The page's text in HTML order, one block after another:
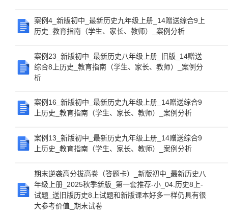
案例4_新版初中_最新历史九年级上册_14赠送综合9上
历史_教育指南（学生、家长、教师）_案例分析
案例23_新版初中_最新历史八年级上册_旧版_14赠送
综合8上历史_教育指南（学生、家长、教师）_案例分
析
案例16_新版初中_最新历史九年级上册_14赠送综合9
上历史_教育指南（学生、家长、教师）_案例分析
案例13_新版初中_最新历史九年级上册_14赠送综合9
上历史_教育指南（学生、家长、教师）_案例分析
期末逆袭高分拔高卷（答题卡）_新版初中_最新历史八
年级上册_2025秋季新版_第一套推荐-小_04.历史8上-
试题_送旧版历史8上试题和新版课本好多一样仍具有很
大参考价值_期末试卷